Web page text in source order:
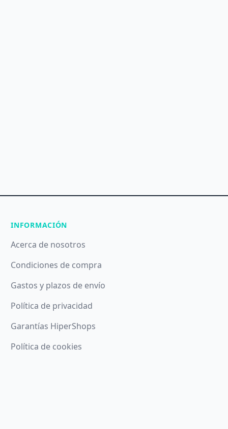
INFORMACIÓN
Acerca de nosotros
Condiciones de compra
Gastos y plazos de envío
Política de privacidad
Garantías HiperShops
Política de cookies